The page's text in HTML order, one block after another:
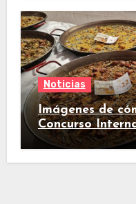
Noticias
Imágenes de
Concurso
Valenciana de